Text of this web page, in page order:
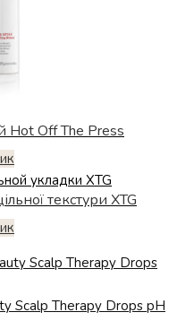
Hot Off The Press
текстури XTG
Scalp Therapy Drops pH